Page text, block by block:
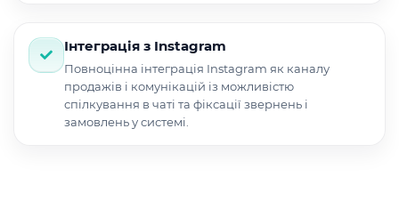
Інтеграція з Instagram
Повноцінна інтеграція Instagram як каналу
продажів і комунікацій із можливістю
спілкування в чаті та фіксації звернень і
замовлень у системі.